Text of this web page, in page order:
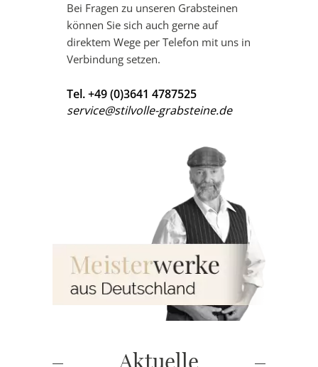
Bei Fragen zu unseren Grabsteinen
können Sie sich auch gerne auf
direktem Wege per Telefon mit uns in
Verbindung setzen.
Tel. +49 (0)3641 4787525
service@stilvolle-grabsteine.de
Aktuelle